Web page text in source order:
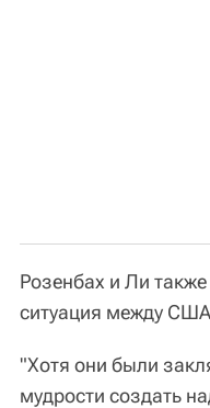
Розенбах и Ли
ситуация между
"Хотя они были
мудрости создать